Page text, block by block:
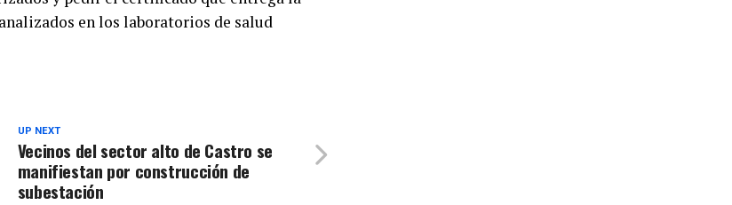
en los laboratorios de salud
UP NEXT
Vecinos del sector alto de Castro se
manifiestan por construcción de
subestación